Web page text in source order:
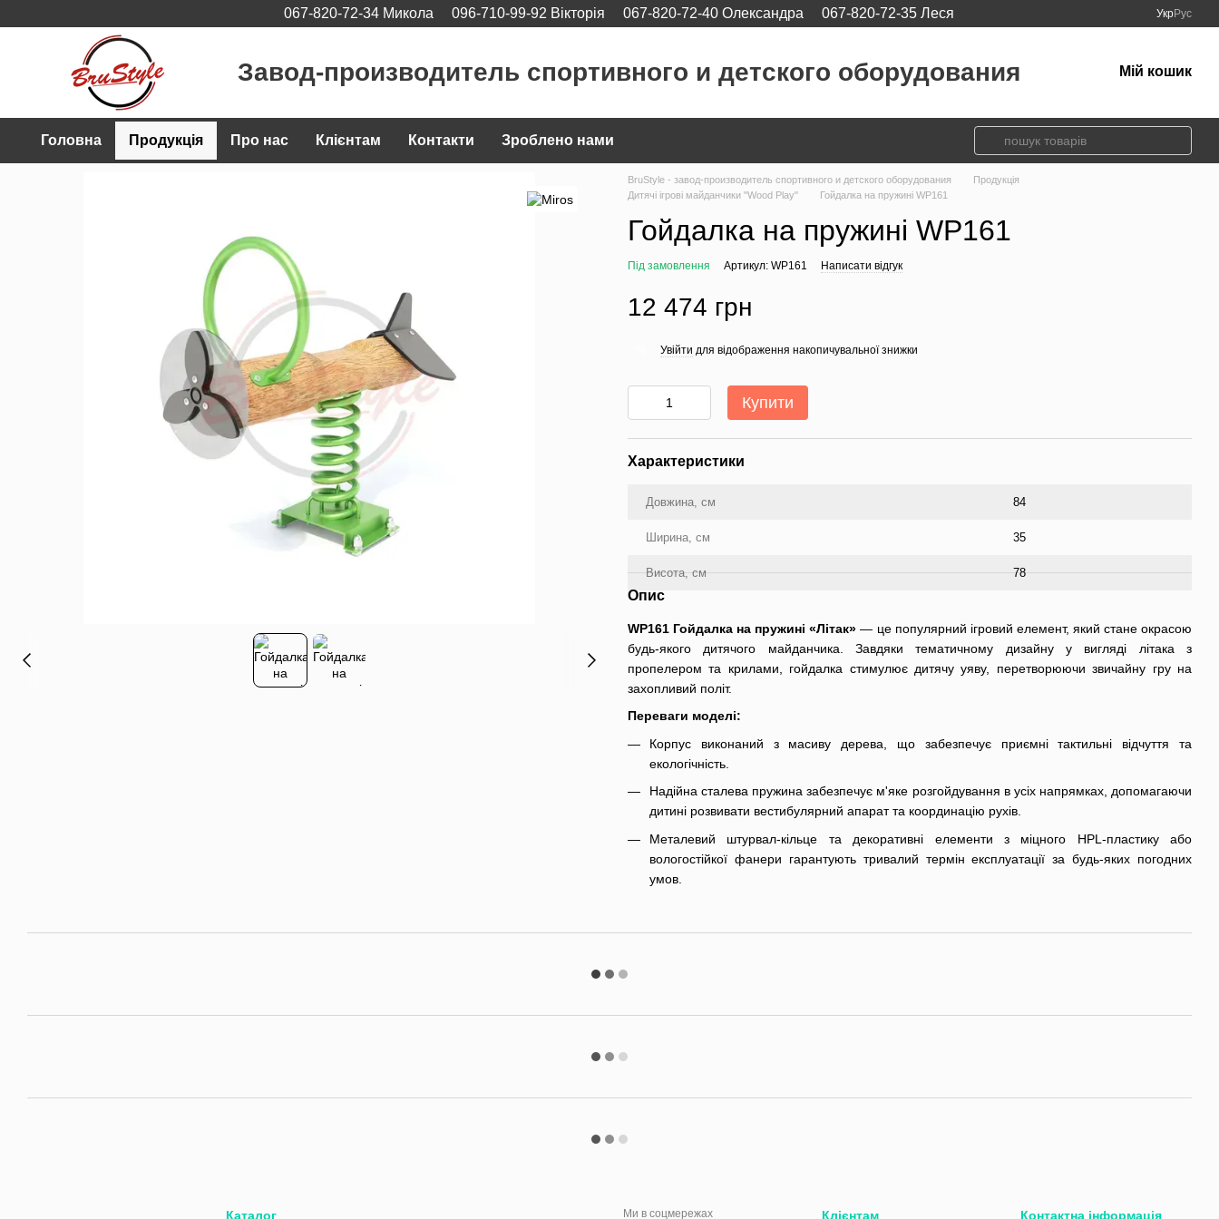
067-820-72-34 Микола 096-710-99-92 Вікторія 067-820-72-40 Олександра 067-820-72-35 Леся УкрРус
Завод-производитель спортивного и детского оборудования Мій кошик
Головна Продукція Про нас Клієнтам Контакти Зроблено нами
BruStyle - завод-производитель спортивного и детского оборудования
Продукція
Дитячі ігрові майданчики "Wood Play"
Гойдалка на пружині WP161
Гойдалка на пружині WP161
Під замовлення Артикул: WP161 Написати відгук
12 474 грн
Увійти для відображення накопичувальної знижки
Купити
Характеристики
Довжина, см 84
Ширина, см 35
Висота, см 78
Опис
WP161 Гойдалка на пружині «Літак» — це популярний ігровий елемент, який стане окрасою
будь-якого дитячого майданчика. Завдяки тематичному дизайну у вигляді літака з
пропелером та крилами, гойдалка стимулює дитячу уяву, перетворюючи звичайну гру на
захопливий політ.
Переваги моделі:
Корпус виконаний з масиву дерева, що забезпечує приємні тактильні відчуття та
екологічність.
Надійна сталева пружина забезпечує м'яке розгойдування в усіх напрямках, допомагаючи
дитині розвивати вестибулярний апарат та координацію рухів.
Металевий штурвал-кільце та декоративні елементи з міцного HPL-пластику або
вологостійкої фанери гарантують тривалий термін експлуатації за будь-яких погодних
умов.
Каталог Ми в соцмережах Клієнтам Контактна інформація